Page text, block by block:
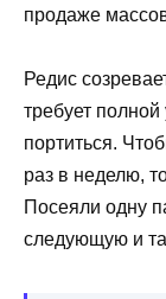
продаже
Редис
требует
портиться.
раз в неделю,
Посеяли одну
следующую и